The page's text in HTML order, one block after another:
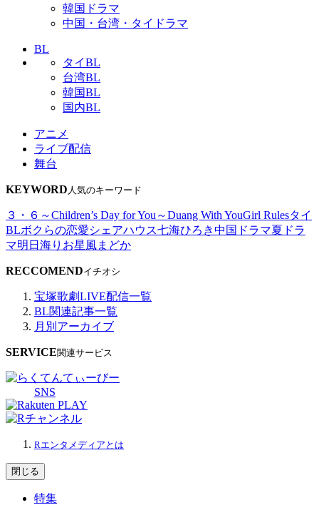
韓国ドラマ
中国・台湾・タイドラマ
BL
タイBL
台湾BL
韓国BL
国内BL
アニメ
ライブ配信
舞台
KEYWORD 人気のキーワード
３・６～Children’s Day for You～Duang With YouGirl Rulesタイ
BLボクらの恋愛シェアハウス七海ひろき中国ドラマ夏ドラ
マ明日海りお星風まどか
RECCOMENDイチオシ
宝塚歌劇LIVE配信一覧
BL関連記事一覧
月別アーカイブ
SERVICE関連サービス
SNS
Rエンタメディアとは
閉じる
特集